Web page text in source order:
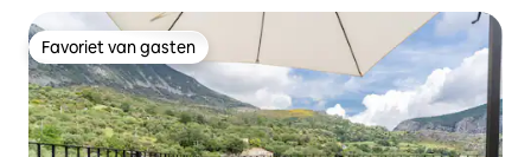
Favoriet van gasten
Favoriet van gasten